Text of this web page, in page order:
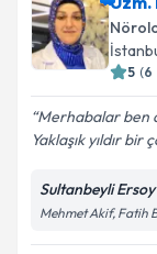
5 (6
Merhabalar ben
Yaklaşık yıldır bir
Sultanbeyli
Mehmet Akif, Fatih